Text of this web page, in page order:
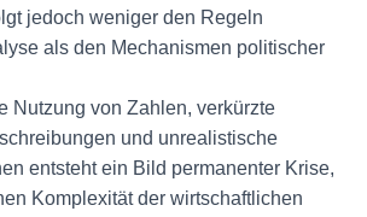
jedoch weniger den Regeln
als den Mechanismen politischer
Nutzung von Zahlen, verkürzte
und unrealistische
entsteht ein Bild permanenter Krise,
Komplexität der wirtschaftlichen